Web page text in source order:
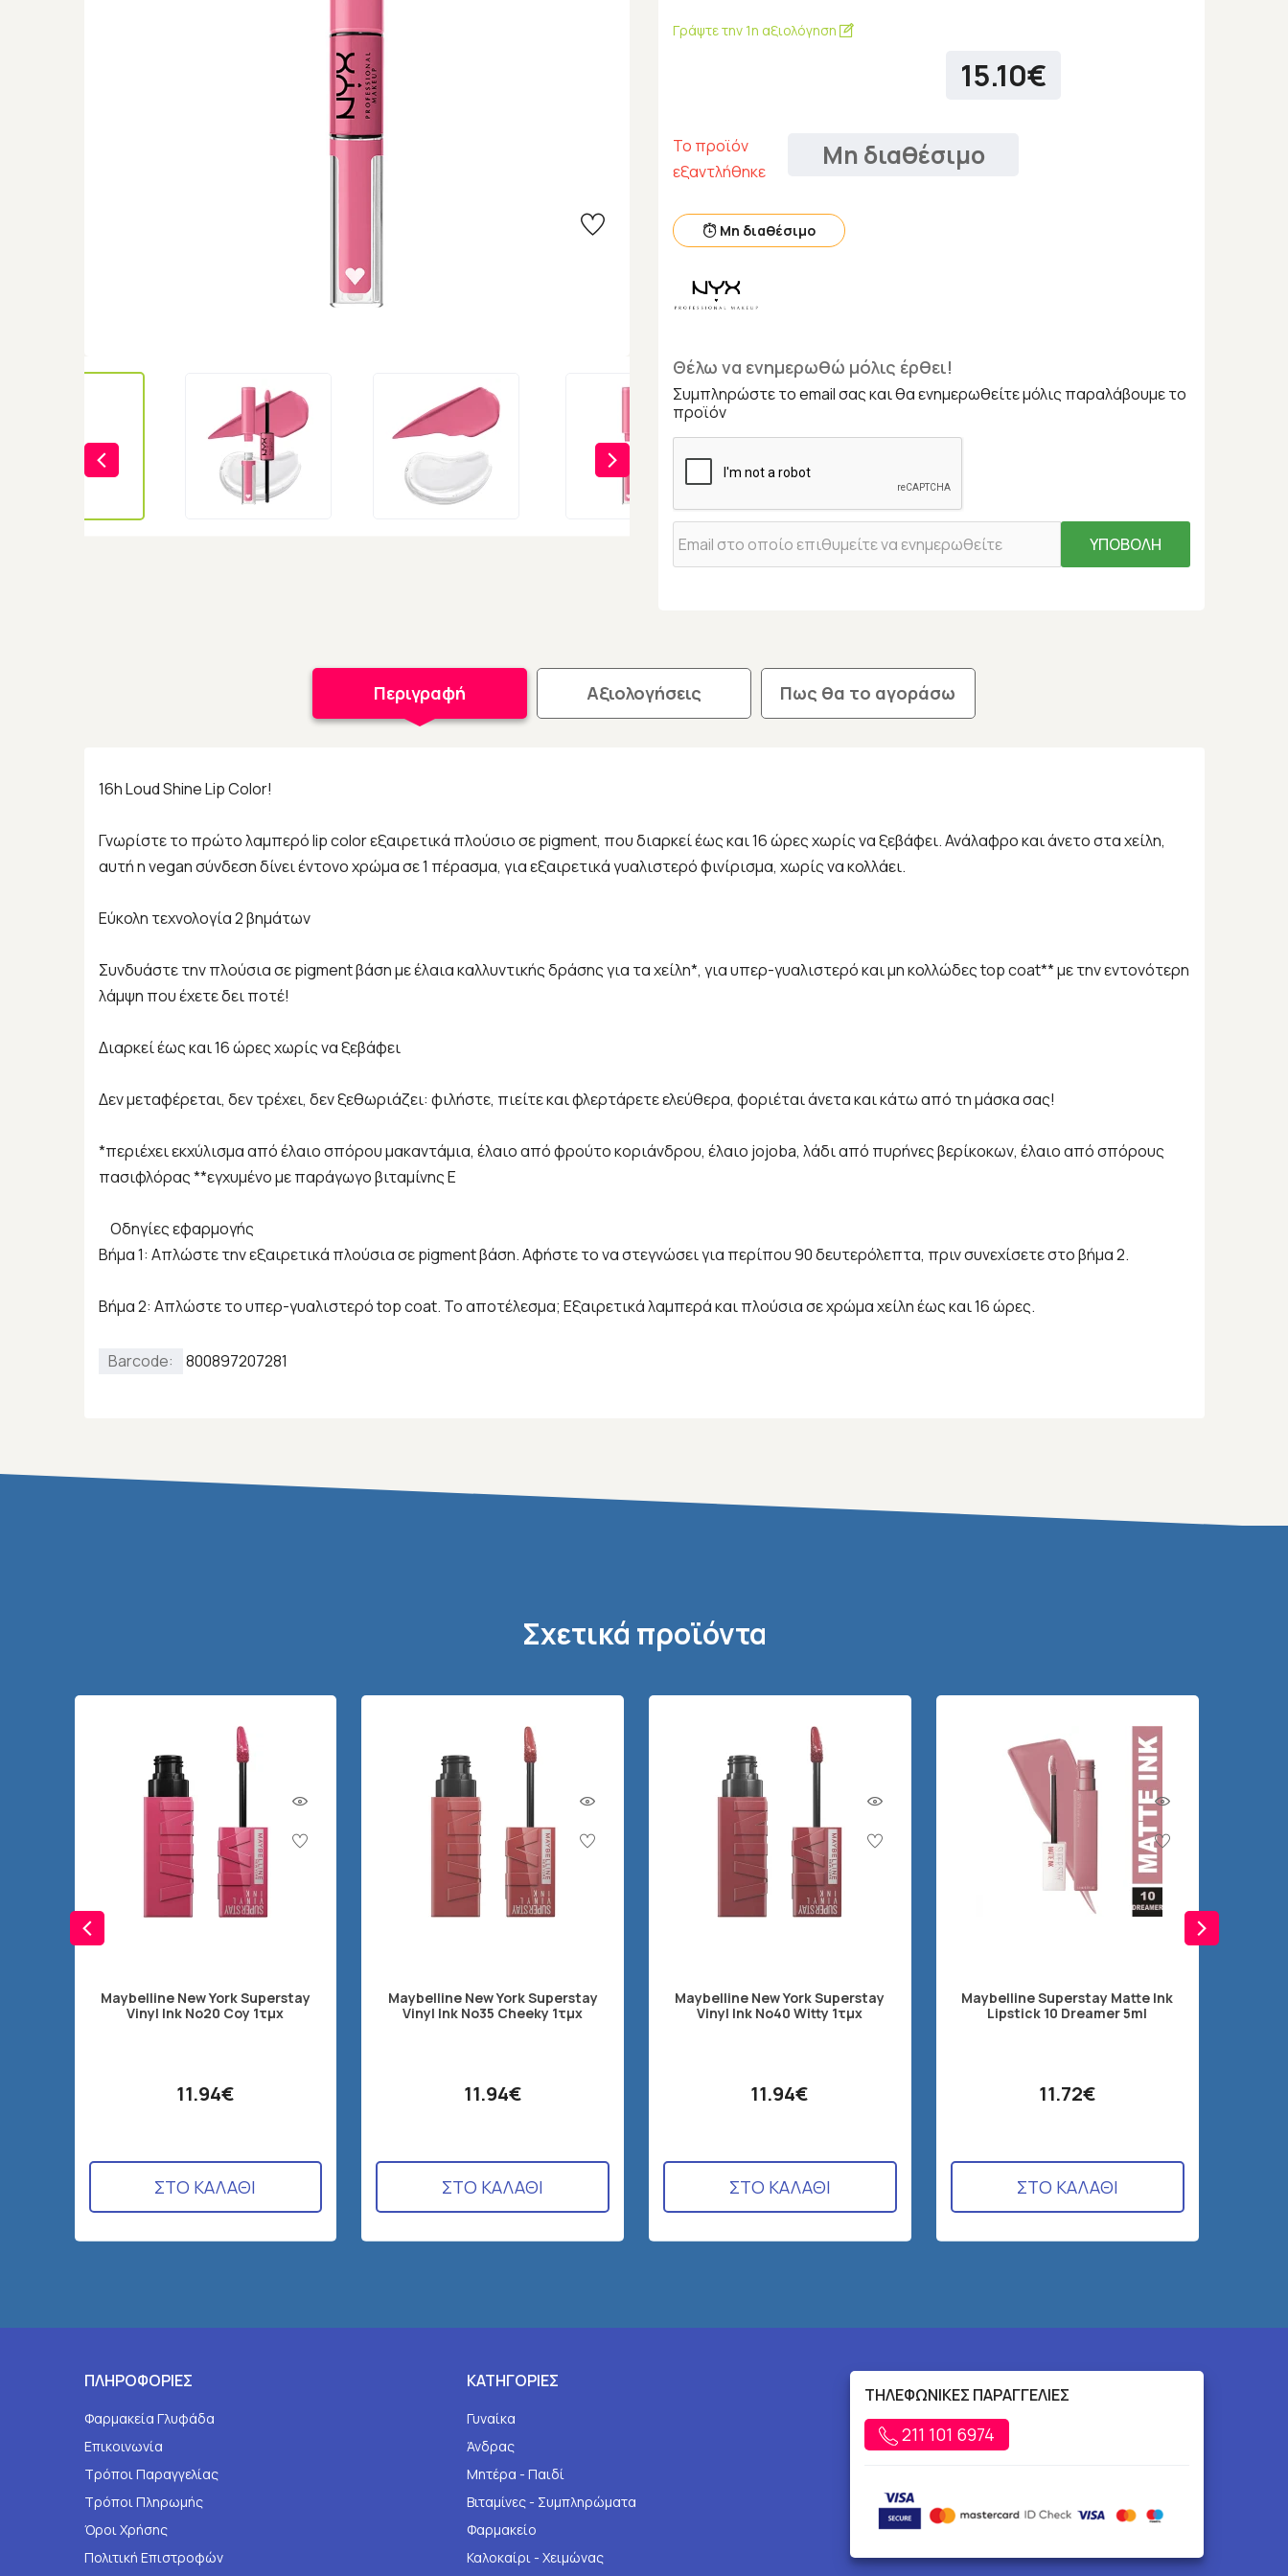
Γράψτε την 1η αξιολόγηση
15.10€
Το προϊόν
εξαντλήθηκε
Μη διαθέσιμο
Μη διαθέσιμο
Θέλω να ενημερωθώ μόλις έρθει!
Συμπληρώστε το email σας και θα ενημερωθείτε μόλις παραλάβουμε το
προϊόν
ΥΠΟΒΟΛΗ
Περιγραφή Αξιολογήσεις Πως θα το αγοράσω
16h Loud Shine Lip Color!
Γνωρίστε το πρώτο λαμπερό lip color εξαιρετικά πλούσιο σε pigment, που διαρκεί έως και 16 ώρες χωρίς να ξεβάφει. Ανάλαφρο και άνετο στα χείλη,
αυτή η vegan σύνδεση δίνει έντονο χρώμα σε 1 πέρασμα, για εξαιρετικά γυαλιστερό φινίρισμα, χωρίς να κολλάει.
Εύκολη τεχνολογία 2 βημάτων
Συνδυάστε την πλούσια σε pigment βάση με έλαια καλλυντικής δράσης για τα χείλη*, για υπερ-γυαλιστερό και μη κολλώδες top coat** με την εντονότερη
λάμψη που έχετε δει ποτέ!
Διαρκεί έως και 16 ώρες χωρίς να ξεβάφει
Δεν μεταφέρεται, δεν τρέχει, δεν ξεθωριάζει: φιλήστε, πιείτε και φλερτάρετε ελεύθερα, φοριέται άνετα και κάτω από τη μάσκα σας!
*περιέχει εκχύλισμα από έλαιο σπόρου μακαντάμια, έλαιο από φρούτο κοριάνδρου, έλαιο jojoba, λάδι από πυρήνες βερίκοκων, έλαιο από σπόρους
πασιφλόρας **εγχυμένο με παράγωγο βιταμίνης Ε
Οδηγίες εφαρμογής
Βήμα 1: Απλώστε την εξαιρετικά πλούσια σε pigment βάση. Αφήστε το να στεγνώσει για περίπου 90 δευτερόλεπτα, πριν συνεχίσετε στο βήμα 2.
Βήμα 2: Απλώστε το υπερ-γυαλιστερό top coat. Το αποτέλεσμα; Εξαιρετικά λαμπερά και πλούσια σε χρώμα χείλη έως και 16 ώρες.
Barcode: 800897207281
Σχετικά προϊόντα
Maybelline New York Superstay
Vinyl Ink No20 Coy 1τμχ
11.94€
ΣΤΟ ΚΑΛΑΘΙ
Maybelline New York Superstay
Vinyl Ink No35 Cheeky 1τμχ
11.94€
ΣΤΟ ΚΑΛΑΘΙ
Maybelline New York Superstay
Vinyl Ink No40 Witty 1τμχ
11.94€
ΣΤΟ ΚΑΛΑΘΙ
Maybelline Superstay Matte Ink
Lipstick 10 Dreamer 5ml
11.72€
ΣΤΟ ΚΑΛΑΘΙ
ΠΛΗΡΟΦΟΡΙΕΣ
Φαρμακεία Γλυφάδα
Επικοινωνία
Τρόποι Παραγγελίας
Τρόποι Πληρωμής
Όροι Χρήσης
Πολιτική Επιστροφών
ΚΑΤΗΓΟΡΙΕΣ
Γυναίκα
Άνδρας
Μητέρα - Παιδί
Βιταμίνες - Συμπληρώματα
Φαρμακείο
Καλοκαίρι - Χειμώνας
ΤΗΛΕΦΩΝΙΚΕΣ ΠΑΡΑΓΓΕΛΙΕΣ
211 101 6974